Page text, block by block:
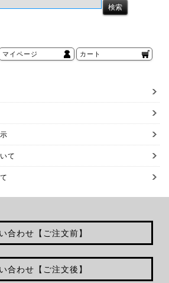
マイページ カート
て
合わせ【ご注文前】
合わせ【ご注文後】